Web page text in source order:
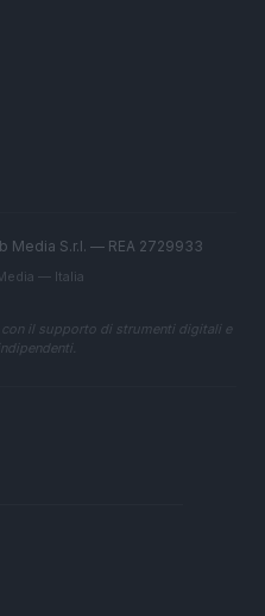
Media S.r.l. — REA 2729933
— Italia
il supporto di strumenti digitali e